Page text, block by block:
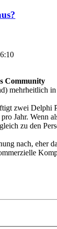
Community
mehrheitlich
zwei Delphi
Jahr. Wenn
zu den
nach, eher